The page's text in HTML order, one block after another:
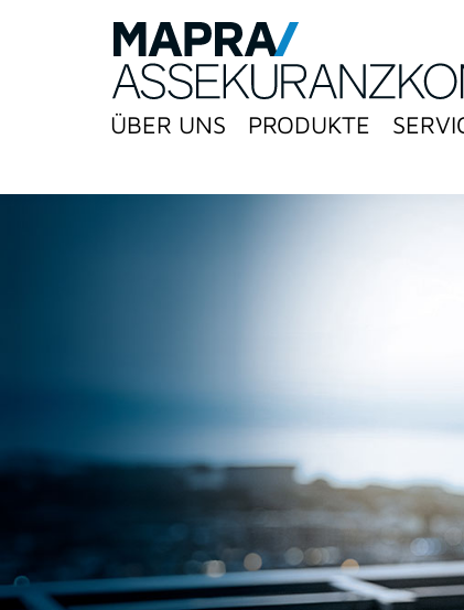
ÜBER UNS PRODUKTE